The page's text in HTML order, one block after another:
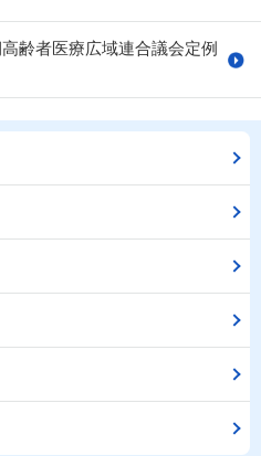
齢者医療広域連合議会定例